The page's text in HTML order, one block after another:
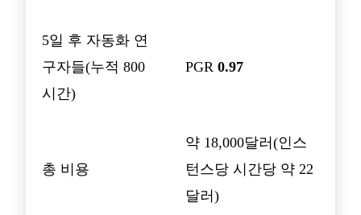
5일 후 자동화 연
구자들(누적 800
시간)
PGR 0.97
총 비용
약 18,000달러(인스
턴스당 시간당 약 22
달러)